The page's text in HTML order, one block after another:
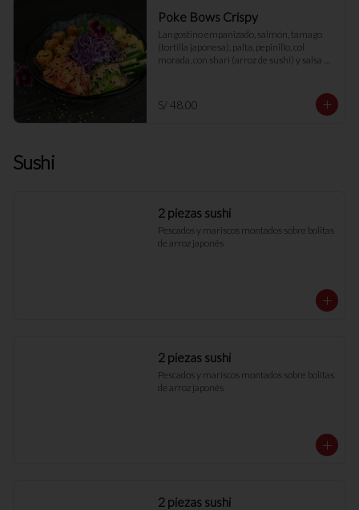
Poke Bows Crispy
Langostino empanizado, salmón, tamago
(tortilla japonesa), palta, pepinillo, col
morada, con shari (arroz de sushi) y salsa
S/ 48.00
Sushi
2 piezas sushi
Pescados y mariscos montados sobre bolitas
de arroz japonés
2 piezas sushi
Pescados y mariscos montados sobre bolitas
de arroz japonés
2 piezas sushi